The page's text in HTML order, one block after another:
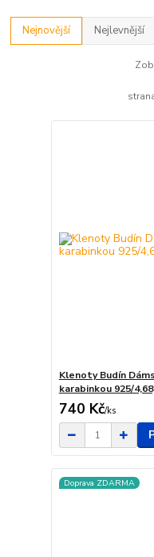
Nejnovější Nejlevnější
Klenoty Budín
karabinkou 925/
740 Kč/ks
Doprava ZDARMA